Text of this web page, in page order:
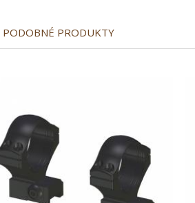
PODOBNÉ PRODUKTY